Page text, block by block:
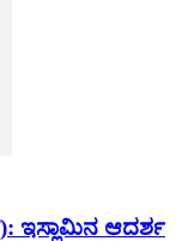
ಇಸ್ಲಾಮಿನ ಆದರ್ಶ